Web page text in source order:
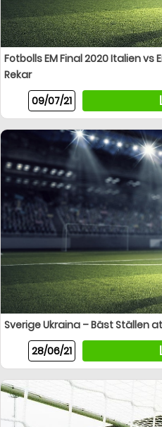
Fotbolls EM Final 2020 Italien
Rekar
09/07/21
Sverige Ukraina – Bäst Ställen
28/06/21